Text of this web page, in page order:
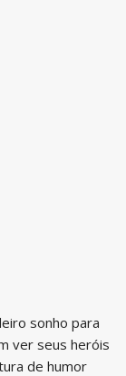
sonho para
ver seus heróis
de humor